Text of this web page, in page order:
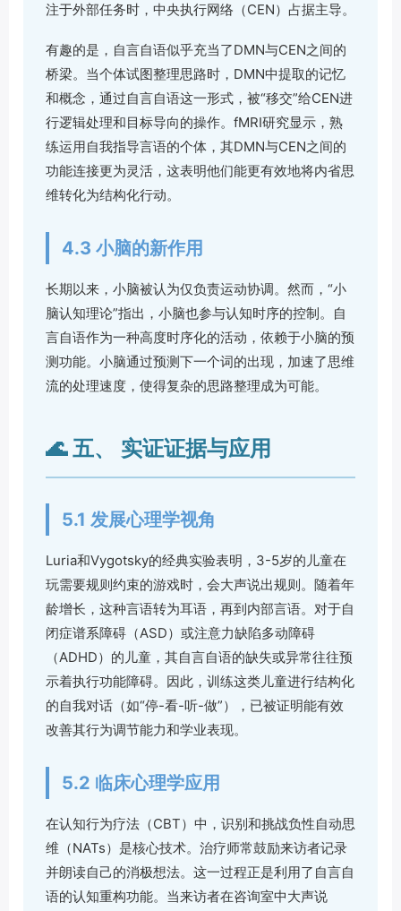
注于外部任务时，中央执行网络（CEN）占据主导。
有趣的是，自言自语似乎充当了DMN与CEN之间的
桥梁。当个体试图整理思路时，DMN中提取的记忆
和概念，通过自言自语这一形式，被“移交”给CEN进
行逻辑处理和目标导向的操作。fMRI研究显示，熟
练运用自我指导言语的个体，其DMN与CEN之间的
功能连接更为灵活，这表明他们能更有效地将内省思
维转化为结构化行动。
4.3 小脑的新作用
长期以来，小脑被认为仅负责运动协调。然而，“小
脑认知理论”指出，小脑也参与认知时序的控制。自
言自语作为一种高度时序化的活动，依赖于小脑的预
测功能。小脑通过预测下一个词的出现，加速了思维
流的处理速度，使得复杂的思路整理成为可能。
🌊 五、 实证证据与应用
5.1 发展心理学视角
Luria和Vygotsky的经典实验表明，3-5岁的儿童在
玩需要规则约束的游戏时，会大声说出规则。随着年
龄增长，这种言语转为耳语，再到内部言语。对于自
闭症谱系障碍（ASD）或注意力缺陷多动障碍
（ADHD）的儿童，其自言自语的缺失或异常往往预
示着执行功能障碍。因此，训练这类儿童进行结构化
的自我对话（如“停-看-听-做”），已被证明能有效
改善其行为调节能力和学业表现。
5.2 临床心理学应用
在认知行为疗法（CBT）中，识别和挑战负性自动思
维（NATs）是核心技术。治疗师常鼓励来访者记录
并朗读自己的消极想法。这一过程正是利用了自言自
语的认知重构功能。当来访者在咨询室中大声说